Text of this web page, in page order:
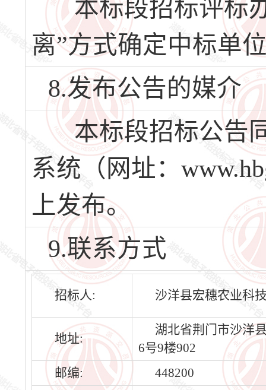
本标段招标评标
离”方式确定中标单
8.发布公告的媒介
本标段招标公告
系统（网址：
上发布。
9.联系方式
招标人: 沙洋县宏穗农业科
地址:
湖北省荆门市沙洋
6号9楼902
邮编:
448200